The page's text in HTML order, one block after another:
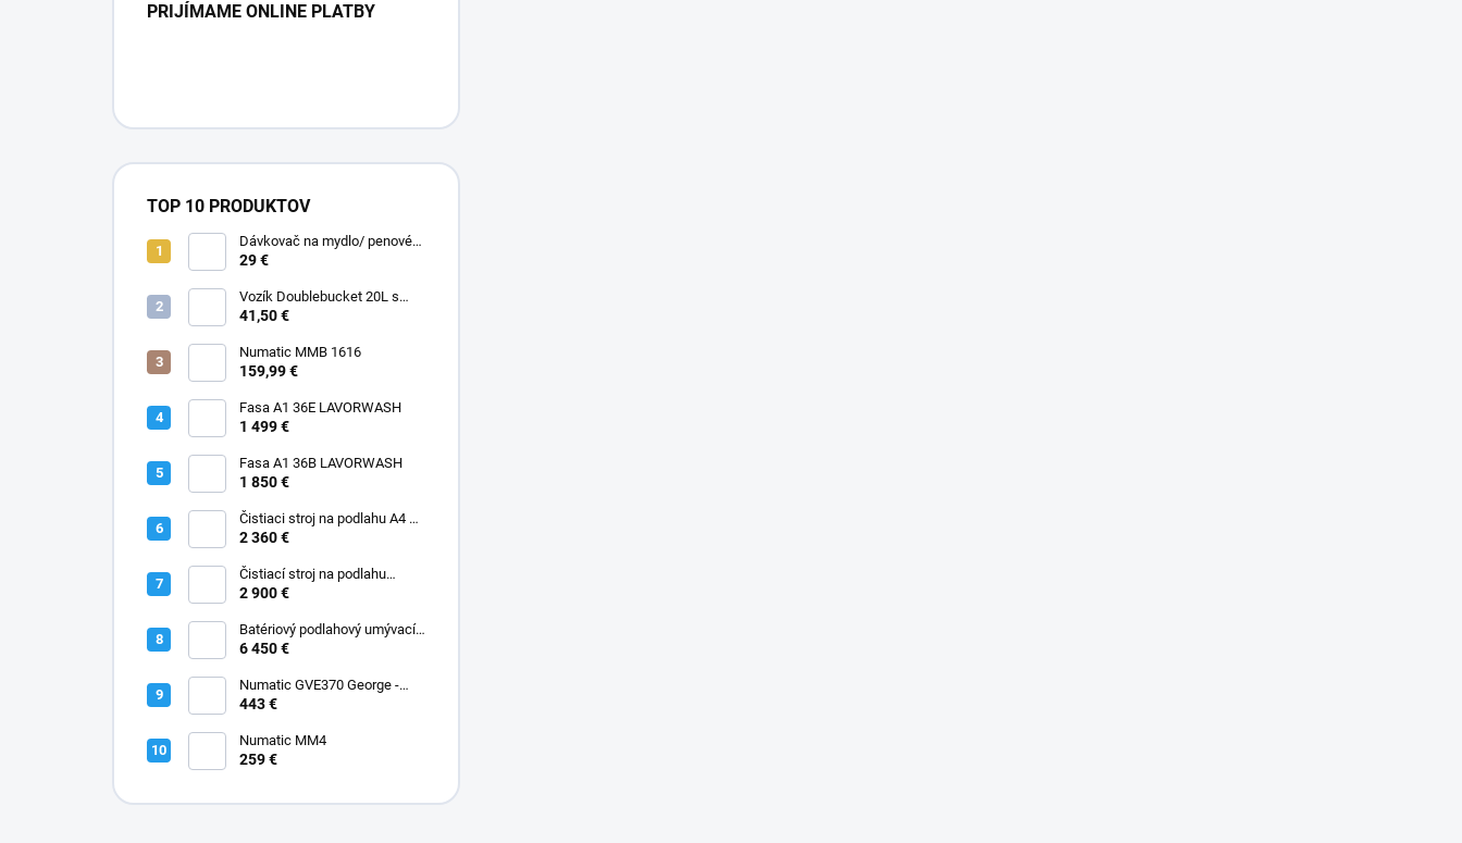
PRIJÍMAME ONLINE PLATBY
TOP 10 PRODUKTOV
Dávkovač na mydlo/ penové
mydlo / gél
29 €
Vozík Doublebucket 20L s
horizontálnym lisom
41,50 €
Numatic MMB 1616
159,99 €
Fasa A1 36E LAVORWASH
1 499 €
Fasa A1 36B LAVORWASH
1 850 €
Čistiaci stroj na podlahu A4 45
B Fasa
2 360 €
Čistiací stroj na podlahu
batériový A5 EVO 50 B Fasa
2 900 €
Batériový podlahový umývací
stroj A12 Rider Fasa
6 450 €
Numatic GVE370 George -
Kobercový extraktor s
443 €
Numatic MM4
259 €